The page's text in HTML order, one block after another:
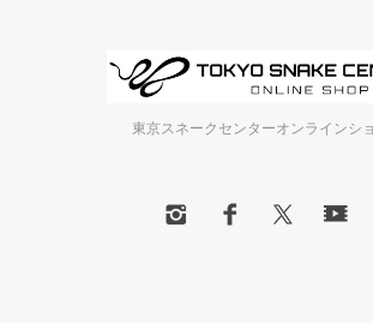
東京スネークセンターオンラインシ